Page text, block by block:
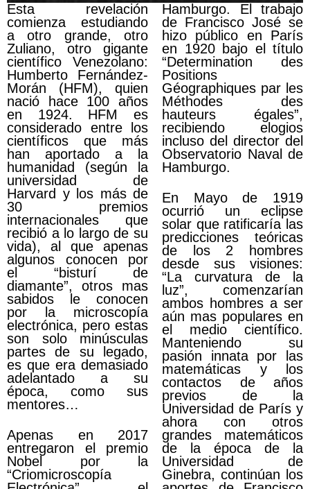
Esta revelación
comienza estudiando
a otro grande, otro
Zuliano, otro gigante
científico Venezolano:
Humberto Fernández-
Morán (HFM), quien
nació hace 100 años
en 1924. HFM es
considerado entre los
científicos que más
han aportado a la
humanidad (según la
universidad de
Harvard y los más de
30 premios
internacionales que
recibió a lo largo de su
vida), al que apenas
algunos conocen por
el “bisturí de
diamante”, otros mas
sabidos le conocen
por la microscopía
electrónica, pero estas
son solo minúsculas
partes de su legado,
es que era demasiado
adelantado a su
época, como sus
mentores…
Apenas en 2017
entregaron el premio
Nobel por la
“Criomicroscopía
Hamburgo. El trabajo
de Francisco José se
hizo público en París
en 1920 bajo el título
“Determination des
Positions
Géographiques par les
Méthodes des
hauteurs égales”,
recibiendo elogios
incluso del director del
Observatorio Naval de
Hamburgo.
En Mayo de 1919
ocurrió un eclipse
solar que ratificaría las
predicciones teóricas
de los 2 hombres
desde sus visiones:
“La curvatura de la
luz”, comenzarían
ambos hombres a ser
aún mas populares en
el medio científico.
Manteniendo su
pasión innata por las
matemáticas y los
contactos de años
previos de la
Universidad de París y
ahora con otros
grandes matemáticos
de la época de la
Universidad de
Ginebra, continúan los